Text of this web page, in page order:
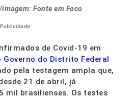
Fonte em Foco
Publicidade
de Covid-19 em
Governo do Distrito Federal
pela testagem ampla que,
21 de abril, já
mil brasilienses. Os testes